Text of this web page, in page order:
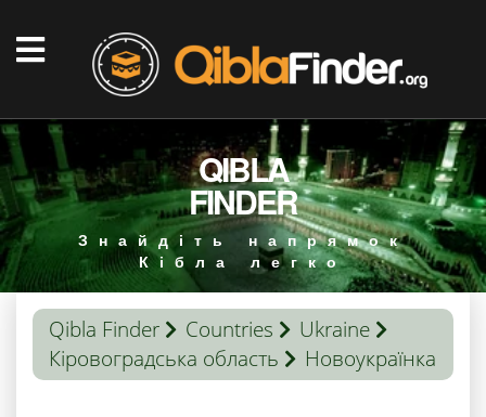
QIBLA
FINDER
Знайдіть напрямок
Кібла легко
Qibla Finder Countries
Ukraine
Кіровоградська область
Новоукраїнка